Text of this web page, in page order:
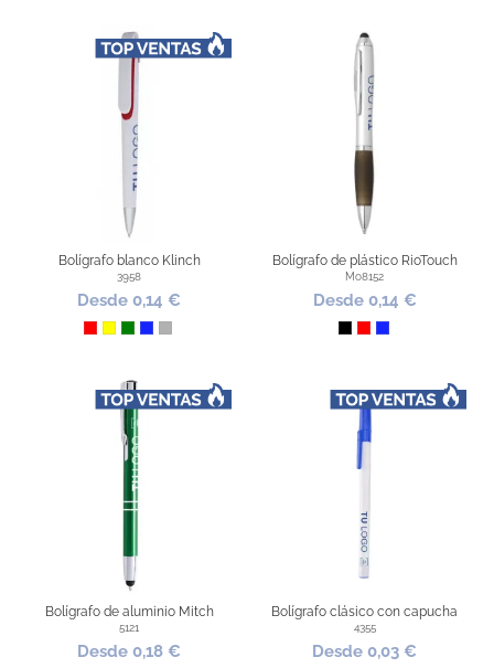
Bolígrafo blanco Klinch
3958
Desde 0,14 €
RojoAmarillo
VerdeAzul Royal
Plata
Bolígrafo de plástico RioTouch
Mo8152
Desde 0,14 €
Negro
RojoAzul Royal
Bolígrafo de aluminio Mitch
5121
Desde 0,18 €
Bolígrafo clásico con capucha
4355
Desde 0,03 €